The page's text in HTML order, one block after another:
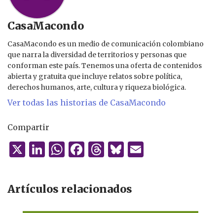
CasaMacondo
CasaMacondo es un medio de comunicación colombiano
que narra la diversidad de territorios y personas que
conforman este país. Tenemos una oferta de contenidos
abierta y gratuita que incluye relatos sobre política,
derechos humanos, arte, cultura y riqueza biológica.
Ver todas las historias de CasaMacondo
Compartir
X Li
k
e
W
at
s
F
c
e
T
re
a
B
k
Artículos relacionados